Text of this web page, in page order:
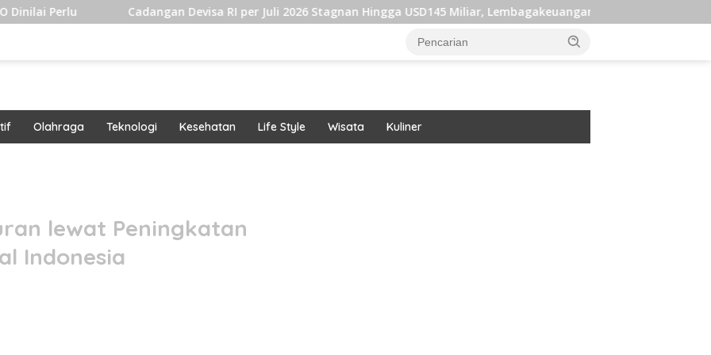
Cadangan Devisa RI per Juli 2026 Stagnan Hingga USD145 Miliar, Lembagakeuanganpusat Ungkap Pengaruh Domestik
Olahraga Teknologi Kesehatan Life Style Wisata Kuliner
lewat Peningkatan
Indonesia